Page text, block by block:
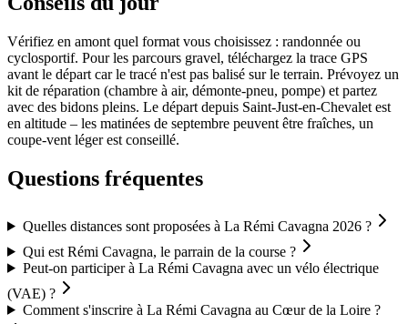
Vérifiez en amont quel format vous choisissez : randonnée ou
cyclosportif. Pour les parcours gravel, téléchargez la trace GPS
avant le départ car le tracé n'est pas balisé sur le terrain. Prévoyez un
kit de réparation (chambre à air, démonte-pneu, pompe) et partez
avec des bidons pleins. Le départ depuis Saint-Just-en-Chevalet est
en altitude – les matinées de septembre peuvent être fraîches, un
coupe-vent léger est conseillé.
Questions fréquentes
Quelles distances sont proposées à La Rémi Cavagna 2026 ?
Qui est Rémi Cavagna, le parrain de la course ?
Peut-on participer à La Rémi Cavagna avec un vélo électrique
(VAE) ?
Comment s'inscrire à La Rémi Cavagna au Cœur de la Loire ?